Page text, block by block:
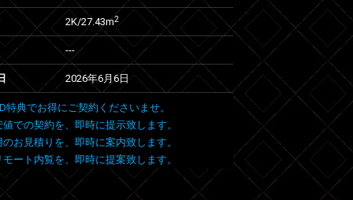
2K/27.43m2
---
2026年6月6日
特典でお得にご契約くださいませ。
での契約を、即時に提示致します。
お見積りを、即時に案内致します。
ート内覧を、即時に提案致します。